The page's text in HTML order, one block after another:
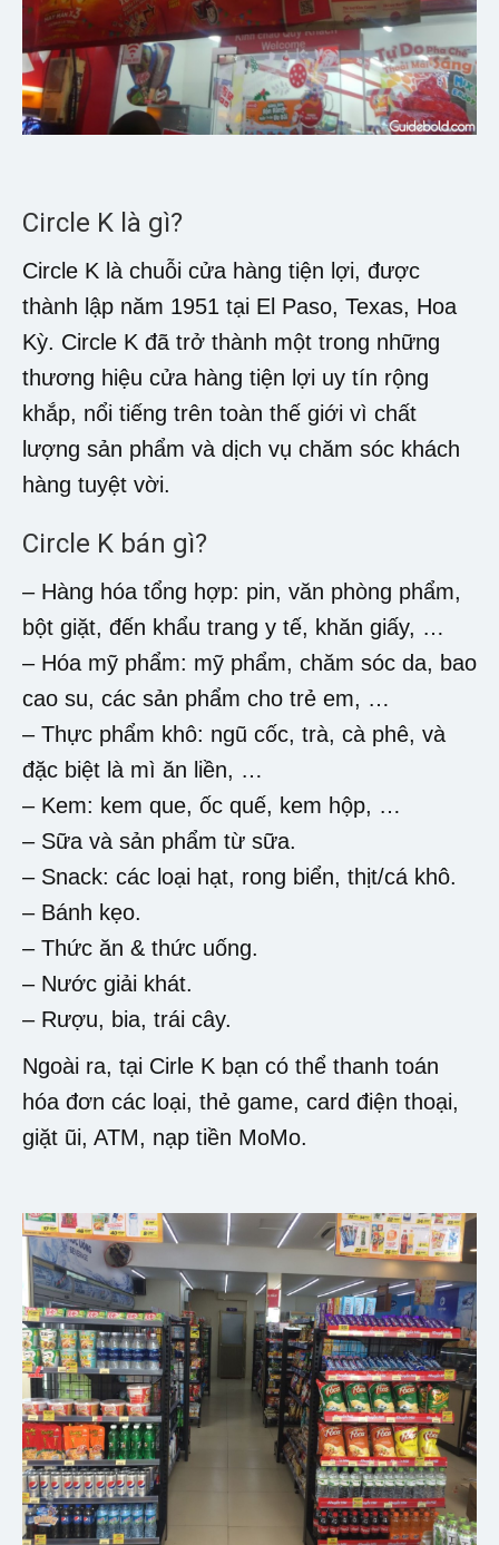
Circle K là gì?
Circle K là chuỗi cửa hàng tiện lợi, được
thành lập năm 1951 tại El Paso, Texas, Hoa
Kỳ. Circle K đã trở thành một trong những
thương hiệu cửa hàng tiện lợi uy tín rộng
khắp, nổi tiếng trên toàn thế giới vì chất
lượng sản phẩm và dịch vụ chăm sóc khách
hàng tuyệt vời.
Circle K bán gì?
– Hàng hóa tổng hợp: pin, văn phòng phẩm,
bột giặt, đến khẩu trang y tế, khăn giấy, …
– Hóa mỹ phẩm: mỹ phẩm, chăm sóc da, bao
cao su, các sản phẩm cho trẻ em, …
– Thực phẩm khô: ngũ cốc, trà, cà phê, và
đặc biệt là mì ăn liền, …
– Kem: kem que, ốc quế, kem hộp, …
– Sữa và sản phẩm từ sữa.
– Snack: các loại hạt, rong biển, thịt/cá khô.
– Bánh kẹo.
– Thức ăn & thức uống.
– Nước giải khát.
– Rượu, bia, trái cây.
Ngoài ra, tại Cirle K bạn có thể thanh toán
hóa đơn các loại, thẻ game, card điện thoại,
giặt ũi, ATM, nạp tiền MoMo.